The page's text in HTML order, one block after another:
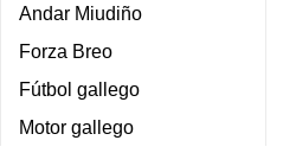
Andar Miudiño
Forza Breo
Fútbol gallego
Motor gallego